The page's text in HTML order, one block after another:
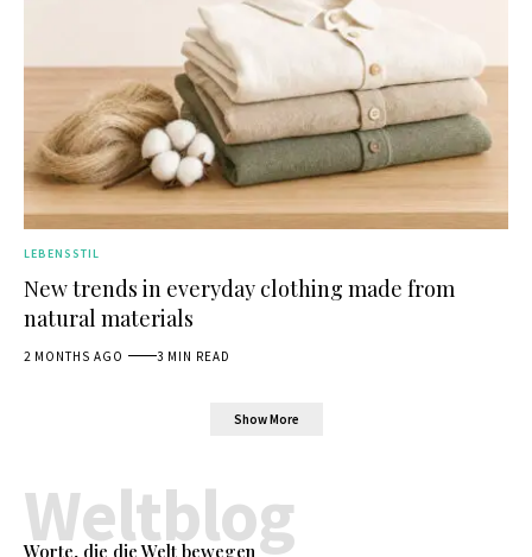
LEBENSSTIL
New trends in everyday clothing made from
natural materials
2 MONTHS AGO 3 MIN READ
Show More
Worte, die die Welt bewegen
Weltblog